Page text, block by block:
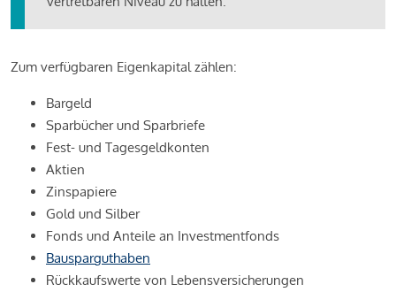
Zum verfügbaren Eigenkapital zählen:
Bargeld
Sparbücher und Sparbriefe
Fest- und Tagesgeldkonten
Aktien
Zinspapiere
Gold und Silber
Fonds und Anteile an Investmentfonds
Bausparguthaben
Rückkaufswerte von Lebensversicherungen